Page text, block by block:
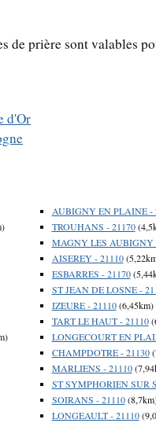
de prière sont valables
d'Or
AUBIGNY EN PLAINE -
TROUHANS - 21170
MAGNY LES AUBIGNY
AISEREY - 21110
ESBARRES - 21170
ST JEAN DE LOSNE -
IZEURE - 21110(6,45km)
TART LE HAUT - 21110
LONGECOURT EN
CHAMPDOTRE - 21130
MARLIENS - 21110
ST SYMPHORIEN SUR
SOIRANS - 21110
LONGEAULT - 21110